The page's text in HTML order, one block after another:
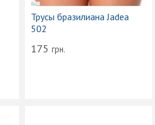
Трусы бразилиана Jadea
502
175 грн.